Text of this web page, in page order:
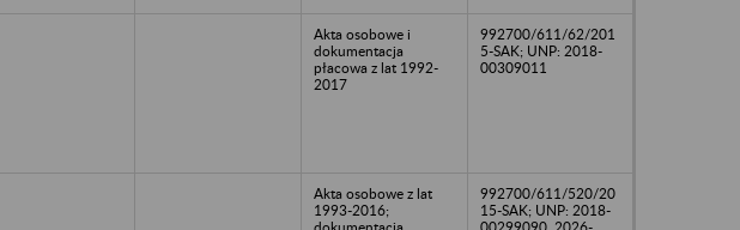
Akta osobowe i
dokumentacja
płacowa z lat 1992-
2017
992700/611/62/201
5-SAK; UNP: 2018-
00309011
Akta osobowe z lat
1993-2016;
992700/611/520/20
15-SAK; UNP: 2018-